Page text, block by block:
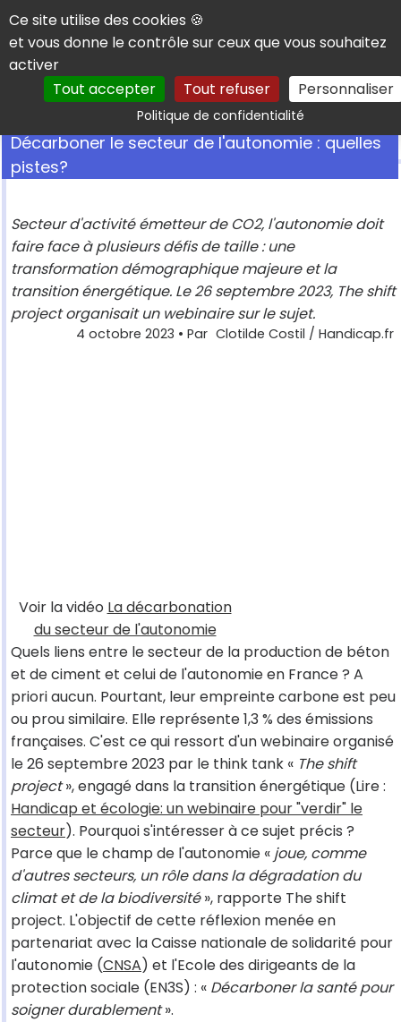
Panneau de gestion des cookies
Ce site utilise des cookies 🍪
et vous donne le contrôle sur ceux que vous souhaitez
activer
Tout accepter
Tout refuser Personnaliser
Politique de confidentialitéRechercher
Décarboner le secteur de l'autonomie : quelles
pistes?
Secteur d'activité émetteur de CO2, l'autonomie doit
faire face à plusieurs défis de taille : une
transformation démographique majeure et la
transition énergétique. Le 26 septembre 2023, The shift
project organisait un webinaire sur le sujet.
4 octobre 2023 • Par Clotilde Costil / Handicap.fr
Voir la vidéo La décarbonation
du secteur de l'autonomie
Quels liens entre le secteur de la production de béton
et de ciment et celui de l'autonomie en France ? A
priori aucun. Pourtant, leur empreinte carbone est peu
ou prou similaire. Elle représente 1,3 % des émissions
françaises. C'est ce qui ressort d'un webinaire organisé
le 26 septembre 2023 par le think tank « The shift
project», engagé dans la transition énergétique (Lire :
Handicap et écologie: un webinaire pour "verdir" le
secteur). Pourquoi s'intéresser à ce sujet précis ?
Parce que le champ de l'autonomie « joue, comme
d'autres secteurs, un rôle dans la dégradation du
climat et de la biodiversité», rapporte The shift
project. L'objectif de cette réflexion menée en
partenariat avec la Caisse nationale de solidarité pour
l'autonomie (CNSA) et l'Ecole des dirigeants de la
protection sociale (EN3S) : « Décarboner la santé pour
soigner durablement».